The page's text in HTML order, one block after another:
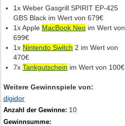
1x Weber Gasgrill SPIRIT EP-425
GBS Black im Wert von 679€
1x Apple MacBook Neo im Wert von
699€
1x Nintendo Switch 2 im Wert von
470€
7x Tankgutschein im Wert von 100€
Weitere Gewinnspiele von:
digidor
Anzahl der Gewinne: 10
Gewinnsumme: